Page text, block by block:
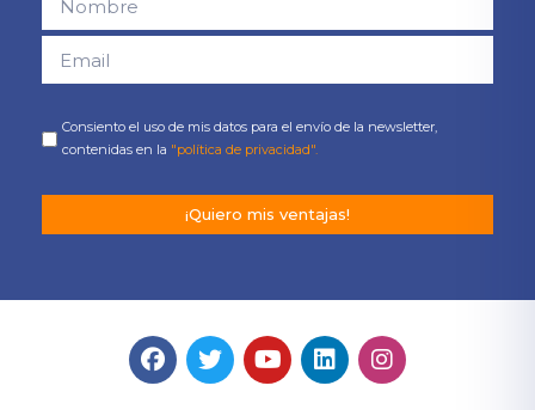
Consiento el uso de mis datos para el envío de la newsletter,
contenidas en la "política de privacidad".
¡Quiero mis ventajas!